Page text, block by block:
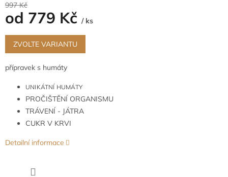
997 Kč
od 779 Kč / ks
Měrná
cena:
ZVOLTE VARIANTU
přípravek s humáty
UNIKÁTNÍ HUMÁTY
PROČIŠTĚNÍ ORGANISMU
TRÁVENÍ - JÁTRA
CUKR V KRVI
Detailní informace